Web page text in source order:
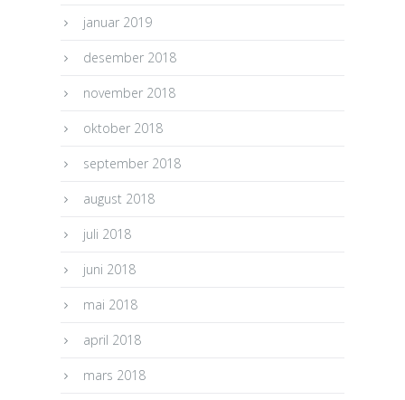
januar 2019
desember 2018
november 2018
oktober 2018
september 2018
august 2018
juli 2018
juni 2018
mai 2018
april 2018
mars 2018